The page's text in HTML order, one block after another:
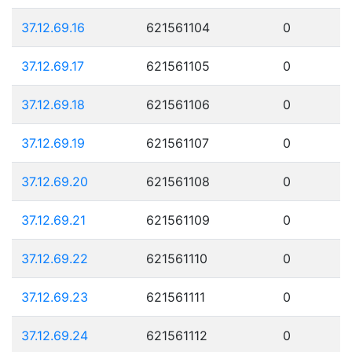
37.12.69.16 621561104 0
37.12.69.17 621561105 0
37.12.69.18 621561106 0
37.12.69.19 621561107 0
37.12.69.20 621561108 0
37.12.69.21 621561109 0
37.12.69.22 621561110 0
37.12.69.23 621561111 0
37.12.69.24 621561112 0